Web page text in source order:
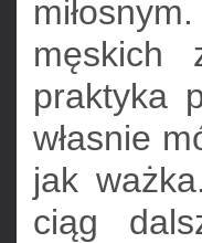
męskich
praktyka
własnie
jak
ciąg